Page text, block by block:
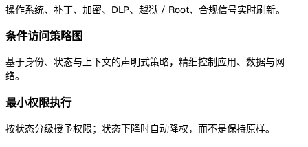
操作系统、补丁、加密、DLP、越狱 / Root、合规信号实时刷新。
条件访问策略图
基于身份、状态与上下文的声明式策略，精细控制应用、数据与网
络。
最小权限执行
按状态分级授予权限；状态下降时自动降权，而不是保持原样。